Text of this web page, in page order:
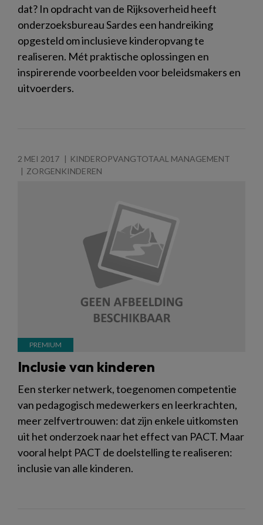
dat? In opdracht van de Rijksoverheid heeft
onderzoeksbureau Sardes een handreiking
opgesteld om inclusieve kinderopvang te
realiseren. Mét praktische oplossingen en
inspirerende voorbeelden voor beleidsmakers en
uitvoerders.
2 MEI 2017
KINDEROPVANGTOTAAL MANAGEMENT
ZORGENKINDEREN
Inclusie van kinderen
Een sterker netwerk, toegenomen competentie
van pedagogisch medewerkers en leerkrachten,
meer zelfvertrouwen: dat zijn enkele uitkomsten
uit het onderzoek naar het effect van PACT. Maar
vooral helpt PACT de doelstelling te realiseren:
inclusie van alle kinderen.